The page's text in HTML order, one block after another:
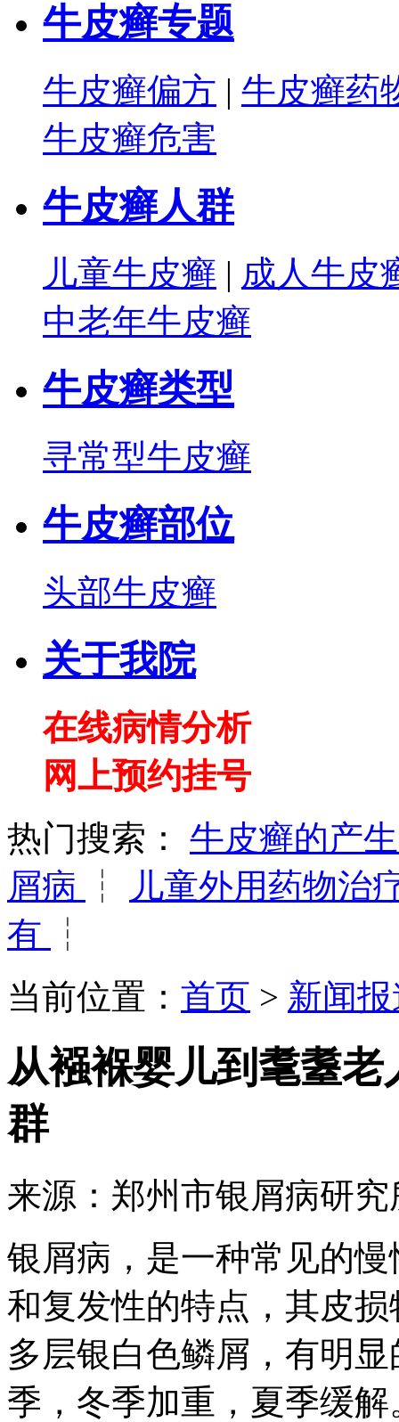
牛皮癣专题
牛皮癣偏方 | 牛皮癣药
牛皮癣危害
牛皮癣人群
儿童牛皮癣 | 成人牛皮
中老年牛皮癣
牛皮癣类型
寻常型牛皮癣
牛皮癣部位
头部牛皮癣
关于我院
在线病情分析
网上预约挂号
热门搜索：
牛皮癣的产
屑病
┆
儿童外用药物治
有
┆
当前位置： 首页 > 新闻
从襁褓婴儿到耄耋
群
来源：郑州市银屑病研
银屑病，是一种常见的
和复发性的特点，其皮
多层银白色鳞屑，有明
季，冬季加重，夏季缓解